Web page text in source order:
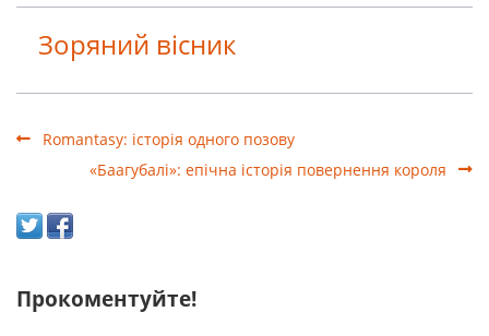
Зоряний вісник
Romantasy: історія одного позову
«Баагубалі»: епічна історія повернення короля
Прокоментуйте!